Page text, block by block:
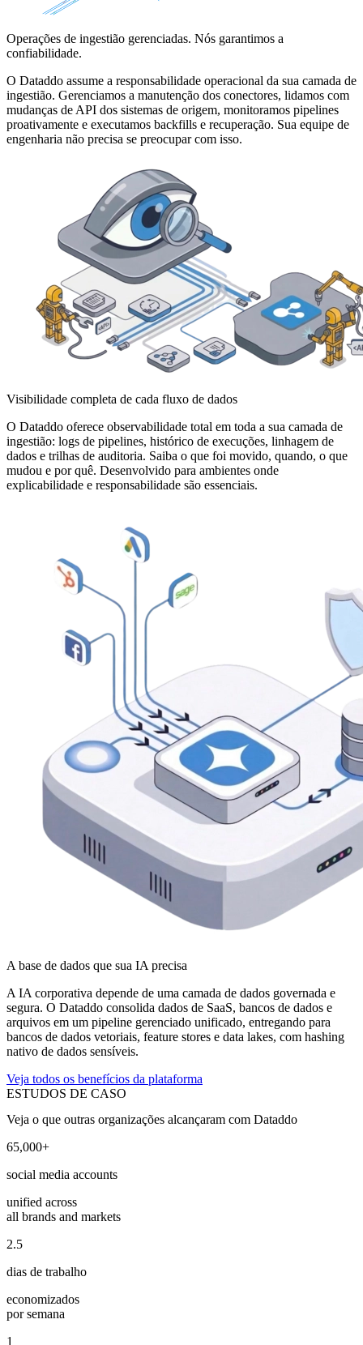
Operações de ingestião gerenciadas. Nós garantimos a
confiabilidade.
O Dataddo assume a responsabilidade operacional da sua camada de
ingestião. Gerenciamos a manutenção dos conectores, lidamos com
mudanças de API dos sistemas de origem, monitoramos pipelines
proativamente e executamos backfills e recuperação. Sua equipe de
engenharia não precisa se preocupar com isso.
Visibilidade completa de cada fluxo de dados
O Dataddo oferece observabilidade total em toda a sua camada de
ingestião: logs de pipelines, histórico de execuções, linhagem de
dados e trilhas de auditoria. Saiba o que foi movido, quando, o que
mudou e por quê. Desenvolvido para ambientes onde
explicabilidade e responsabilidade são essenciais.
A base de dados que sua IA precisa
A IA corporativa depende de uma camada de dados governada e
segura. O Dataddo consolida dados de SaaS, bancos de dados e
arquivos em um pipeline gerenciado unificado, entregando para
bancos de dados vetoriais, feature stores e data lakes, com hashing
nativo de dados sensíveis.
Veja todos os benefícios da plataforma
ESTUDOS DE CASO
Veja o que outras organizações alcançaram com Dataddo
65,000+
social media accounts
unified across
all brands and markets
2.5
dias de trabalho
economizados
por semana
1